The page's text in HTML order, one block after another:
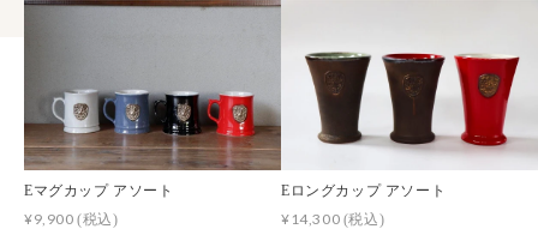
Eマグカップ アソート
¥9,900(税込)
Eロングカップ アソート
¥14,300 (税込)